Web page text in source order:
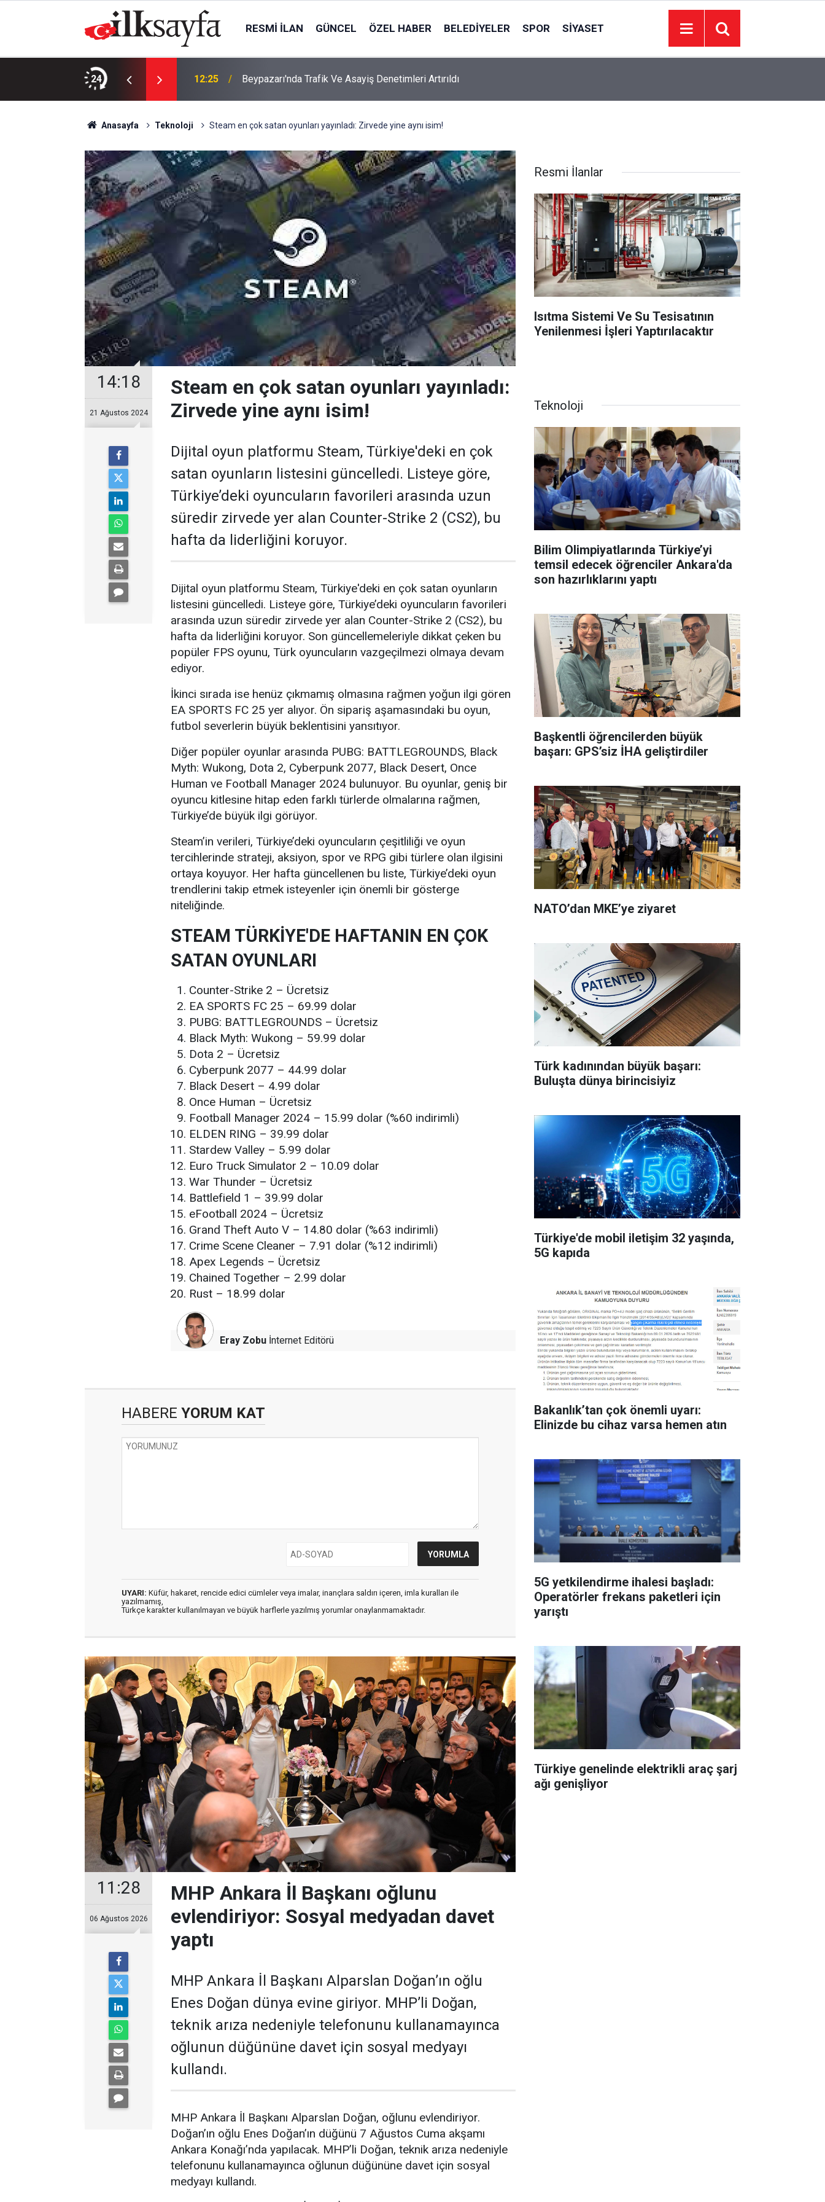
RESMI İLAN GÜNCEL ÖZEL HABER BELEDIYELER SPOR SIYASET
24 12:25 Beypazarı'nda Trafik Ve Asayiş Denetimleri Artırıldı
Anasayfa Teknoloji Steam en çok satan oyunları yayınladı: Zirvede yine aynı isim!
14:18
21 Ağustos 2024
Steam en çok satan oyunları yayınladı:
Zirvede yine aynı isim!
Dijital oyun platformu Steam, Türkiye'deki en çok
satan oyunların listesini güncelledi. Listeye göre,
Türkiye’deki oyuncuların favorileri arasında uzun
süredir zirvede yer alan Counter-Strike 2 (CS2), bu
hafta da liderliğini koruyor.
Dijital oyun platformu Steam, Türkiye'deki en çok satan oyunların
listesini güncelledi. Listeye göre, Türkiye’deki oyuncuların favorileri
arasında uzun süredir zirvede yer alan Counter-Strike 2 (CS2), bu
hafta da liderliğini koruyor. Son güncellemeleriyle dikkat çeken bu
popüler FPS oyunu, Türk oyuncuların vazgeçilmezi olmaya devam
ediyor.
İkinci sırada ise henüz çıkmamış olmasına rağmen yoğun ilgi gören
EA SPORTS FC 25 yer alıyor. Ön sipariş aşamasındaki bu oyun,
futbol severlerin büyük beklentisini yansıtıyor.
Diğer popüler oyunlar arasında PUBG: BATTLEGROUNDS, Black
Myth: Wukong, Dota 2, Cyberpunk 2077, Black Desert, Once
Human ve Football Manager 2024 bulunuyor. Bu oyunlar, geniş bir
oyuncu kitlesine hitap eden farklı türlerde olmalarına rağmen,
Türkiye’de büyük ilgi görüyor.
Steam’in verileri, Türkiye’deki oyuncuların çeşitliliği ve oyun
tercihlerinde strateji, aksiyon, spor ve RPG gibi türlere olan ilgisini
ortaya koyuyor. Her hafta güncellenen bu liste, Türkiye’deki oyun
trendlerini takip etmek isteyenler için önemli bir gösterge
niteliğinde.
STEAM TÜRKİYE'DE HAFTANIN EN ÇOK
SATAN OYUNLARI
Counter-Strike 2 – Ücretsiz
EA SPORTS FC 25 – 69.99 dolar
PUBG: BATTLEGROUNDS – Ücretsiz
Black Myth: Wukong – 59.99 dolar
Dota 2 – Ücretsiz
Cyberpunk 2077 – 44.99 dolar
Black Desert – 4.99 dolar
Once Human – Ücretsiz
Football Manager 2024 – 15.99 dolar (%60 indirimli)
ELDEN RING – 39.99 dolar
Stardew Valley – 5.99 dolar
Euro Truck Simulator 2 – 10.09 dolar
War Thunder – Ücretsiz
Battlefield 1 – 39.99 dolar
eFootball 2024 – Ücretsiz
Grand Theft Auto V – 14.80 dolar (%63 indirimli)
Crime Scene Cleaner – 7.91 dolar (%12 indirimli)
Apex Legends – Ücretsiz
Chained Together – 2.99 dolar
Rust – 18.99 dolar
Eray Zobu İnternet Editörü
HABERE YORUM KAT
UYARI: Küfür, hakaret, rencide edici cümleler veya imalar, inançlara saldırı içeren, imla kuralları ile
yazılmamış,
Türkçe karakter kullanılmayan ve büyük harflerle yazılmış yorumlar onaylanmamaktadır.
11:28
06 Ağustos 2026
MHP Ankara İl Başkanı oğlunu
evlendiriyor: Sosyal medyadan davet
yaptı
MHP Ankara İl Başkanı Alparslan Doğan’ın oğlu
Enes Doğan dünya evine giriyor. MHP’li Doğan,
teknik arıza nedeniyle telefonunu kullanamayınca
oğlunun düğününe davet için sosyal medyayı
kullandı.
MHP Ankara İl Başkanı Alparslan Doğan, oğlunu evlendiriyor.
Doğan’ın oğlu Enes Doğan’ın düğünü 7 Ağustos Cuma akşamı
Ankara Konağı’nda yapılacak. MHP’li Doğan, teknik arıza nedeniyle
telefonunu kullanamayınca oğlunun düğününe davet için sosyal
medyayı kullandı.
Resmi İlanlar
Isıtma Sistemi Ve Su Tesisatının
Yenilenmesi İşleri Yaptırılacaktır
Teknoloji
Bilim Olimpiyatlarında Türkiye’yi
temsil edecek öğrenciler Ankara'da
son hazırlıklarını yaptı
Başkentli öğrencilerden büyük
başarı: GPS’siz İHA geliştirdiler
NATO’dan MKE’ye ziyaret
Türk kadınından büyük başarı:
Buluşta dünya birincisiyiz
Türkiye'de mobil iletişim 32 yaşında,
5G kapıda
Bakanlık’tan çok önemli uyarı:
Elinizde bu cihaz varsa hemen atın
5G yetkilendirme ihalesi başladı:
Operatörler frekans paketleri için
yarıştı
Türkiye genelinde elektrikli araç şarj
ağı genişliyor